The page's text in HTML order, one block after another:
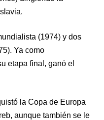
(1974) y dos
Ya como
etapa final, ganó el
la Copa de Europa
aunque también se le